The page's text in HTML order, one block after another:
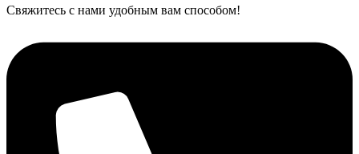
Свяжитесь с нами удобным вам способом!